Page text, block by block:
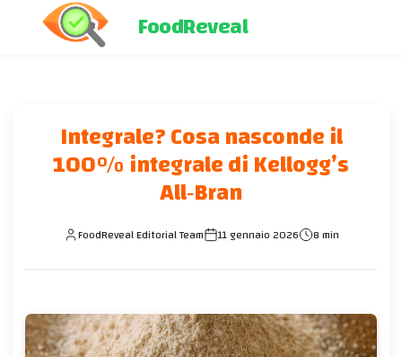
FoodReveal
Integrale? Cosa nasconde il
100% integrale di Kellogg’s
All‑Bran
FoodReveal Editorial Team 11 gennaio 2026 8 min